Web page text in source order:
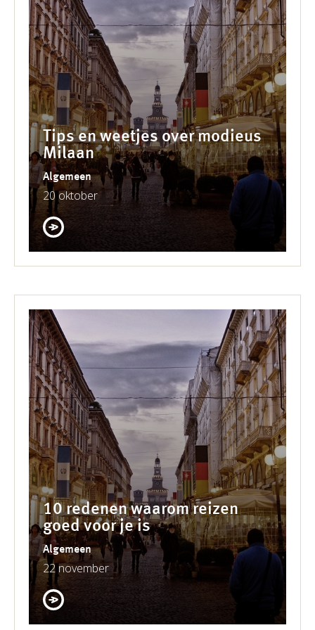
Tips en weetjes over modieus
Milaan
Algemeen
20 oktober
10 redenen waarom reizen
goed voor je is
Algemeen
22 november